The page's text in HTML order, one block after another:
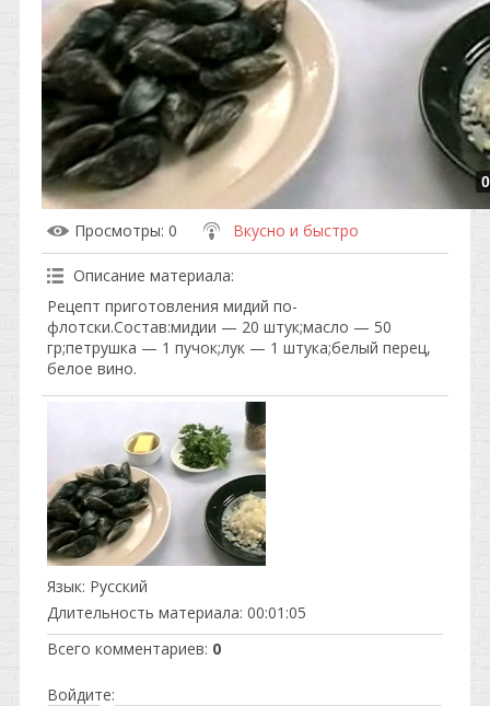
Просмотры: 0 Вкусно и быстро
Описание материала:
Рецепт приготовления мидий по-
флотски.Состав:мидии — 20 штук;масло — 50
гр;петрушка — 1 пучок;лук — 1 штука;белый перец,
белое вино.
Язык: Русский
Длительность материала: 00:01:05
Всего комментариев: 0
Войдите: